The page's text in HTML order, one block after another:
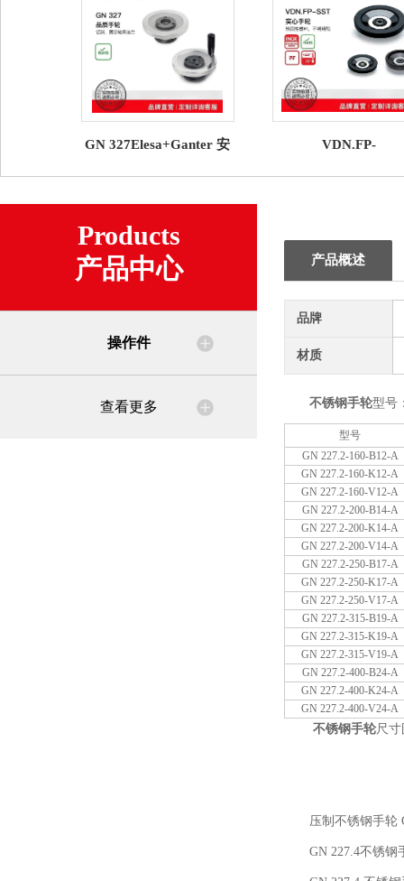
GN 327Elesa+Ganter 安
VDN.FP-
轮
Products
产品中心
操作件
查看更多
产品概述
品牌
材质
不锈钢手轮型号
型号
GN 227.2-160-B12-A
GN 227.2-160-K12-A
GN 227.2-160-V12-A
GN 227.2-200-B14-A
GN 227.2-200-K14-A
GN 227.2-200-V14-A
GN 227.2-250-B17-A
GN 227.2-250-K17-A
GN 227.2-250-V17-A
GN 227.2-315-B19-A
GN 227.2-315-K19-A
GN 227.2-315-V19-A
GN 227.2-400-B24-A
GN 227.2-400-K24-A
GN 227.2-400-V24-A
不锈钢手轮尺
压制不锈钢手轮
GN 227.4不锈